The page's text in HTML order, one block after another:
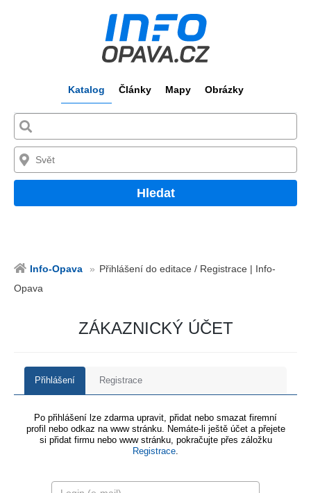
Katalog Články Mapy Obrázky
Hledat
Info-Opava
Přihlášení do editace / Registrace | Info-
Opava
ZÁKAZNICKÝ ÚČET
Přihlášení Registrace
Po přihlášení lze zdarma upravit, přidat nebo smazat firemní
profil nebo odkaz na www stránku. Nemáte-li ještě účet a přejete
si přidat firmu nebo www stránku, pokračujte přes záložku
Registrace.